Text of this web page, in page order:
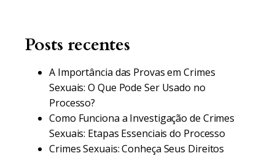
Posts recentes
A Importância das Provas em Crimes
Sexuais: O Que Pode Ser Usado no
Processo?
Como Funciona a Investigação de Crimes
Sexuais: Etapas Essenciais do Processo
Crimes Sexuais: Conheça Seus Direitos